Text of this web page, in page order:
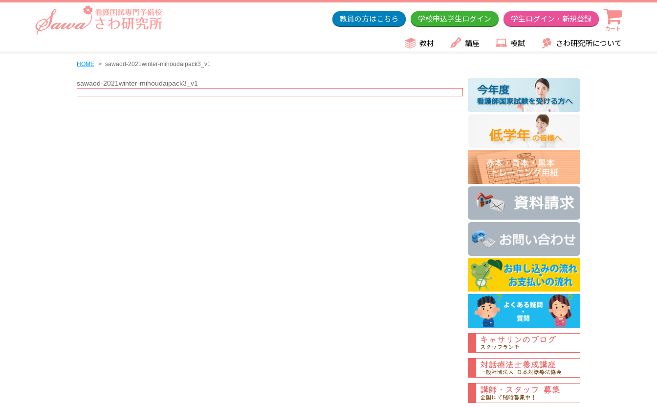
教員の方はこちら 学校申込学生ログイン 学生ログイン・新規登録
カート
教材 講座 模試 さわ研究所について
HOME sawaod-2021winter-mihoudaipack3_v1
sawaod-2021winter-mihoudaipack3_v1